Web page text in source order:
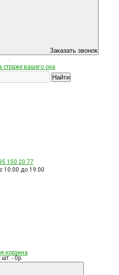
Заказать звонок
Найти
150 20 77
10:00 до 19:00
корзина
шт. - 0р.